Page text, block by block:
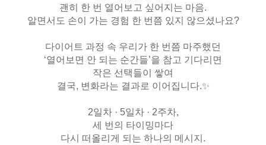
괜히 한 번 열어보고 싶어지는 마음.
알면서도 손이 가는 경험 한 번쯤 있지 않으셨나요?
다이어트 과정 속 우리가 한 번쯤 마주했던
‘열어보면 안 되는 순간들’을 참고 기다리면
작은 선택들이 쌓여
결국, 변화라는 결과로 이어집니다.✨
2일차 · 5일차 · 2주차,
세 번의 타이밍마다
다시 떠올리게 되는 하나의 메시지.